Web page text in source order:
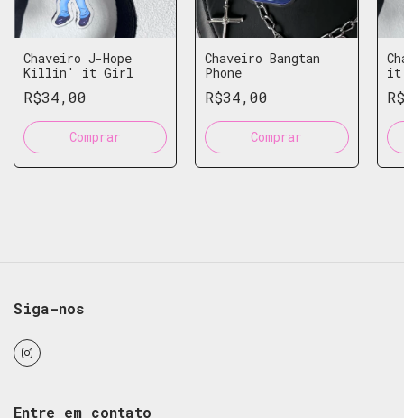
Chaveiro J-Hope
Killin' it Girl
R$34,00
Chaveiro Bangtan
Phone
R$34,00
it
Siga-nos
Entre em contato